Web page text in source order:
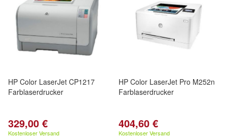
HP Color LaserJet CP1217
Farblaserdrucker
329,00 €
Kostenloser Versand
HP Color LaserJet Pro M252n
Farblaserdrucker
404,60 €
Kostenloser Versand